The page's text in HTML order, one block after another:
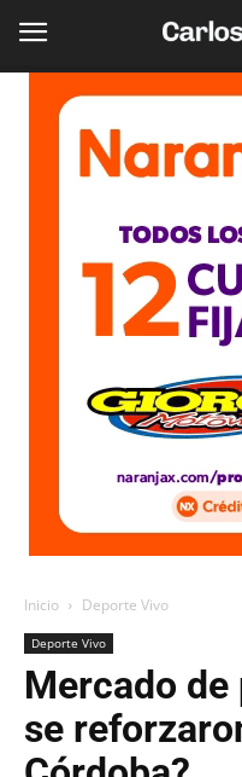
Inicio Deporte Vivo
Deporte Vivo
Mercado de
se